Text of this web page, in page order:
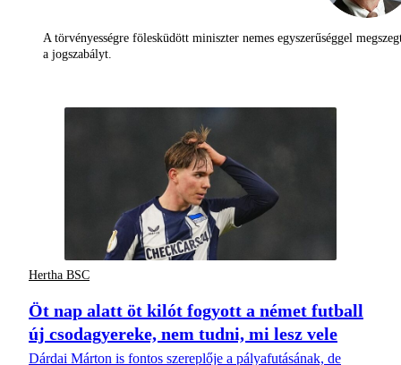
A törvényességre fölesküdött miniszter nemes egyszerűséggel
a jogszabályt.
Hertha BSC
Öt nap alatt öt kilót fogyott a német futball
új csodagyereke, nem tudni, mi lesz vele
Dárdai Márton is fontos szereplője a pályafutásának, de